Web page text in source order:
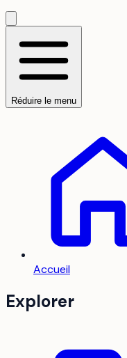
Réduire le menu
Accueil
Explorer